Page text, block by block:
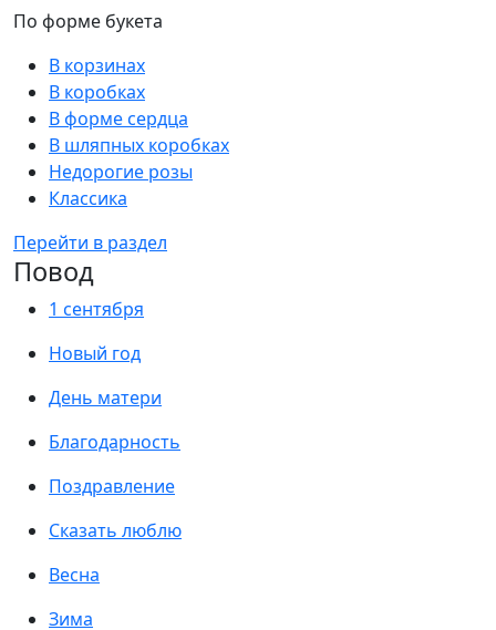
По форме букета
В корзинах
В коробках
В форме сердца
В шляпных коробках
Недорогие розы
Классика
Перейти в раздел
Повод
1 сентября
Новый год
День матери
Благодарность
Поздравление
Сказать люблю
Весна
Зима